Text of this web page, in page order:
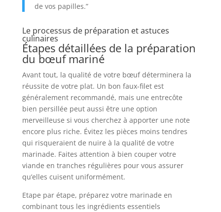
de vos papilles.”
Le processus de préparation et astuces
culinaires
Étapes détaillées de la préparation
du bœuf mariné
Avant tout, la qualité de votre bœuf déterminera la
réussite de votre plat. Un bon faux-filet est
généralement recommandé, mais une entrecôte
bien persillée peut aussi être une option
merveilleuse si vous cherchez à apporter une note
encore plus riche. Évitez les pièces moins tendres
qui risqueraient de nuire à la qualité de votre
marinade. Faites attention à bien couper votre
viande en tranches régulières pour vous assurer
qu’elles cuisent uniformément.
Etape par étape, préparez votre marinade en
combinant tous les ingrédients essentiels